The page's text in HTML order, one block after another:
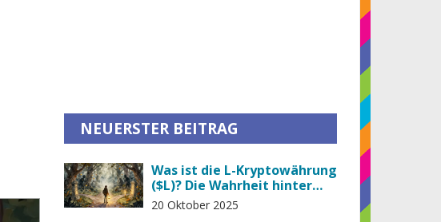
NEUERSTER BEITRAG
Was ist die L-Kryptowährung
($L)? Die Wahrheit hinter
dem Mythos
20 Oktober 2025